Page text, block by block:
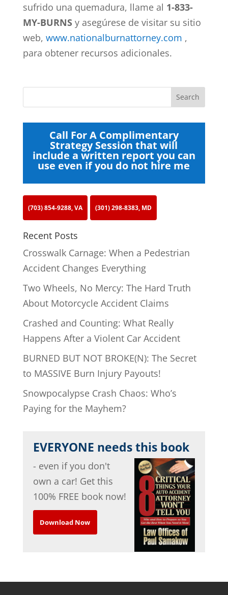
sufrido una quemadura, llame al 1-833-
MY-BURNS y asegúrese de visitar su sitio
web, www.nationalburnattorney.com ,
para obtener recursos adicionales.
Call For A Complimentary
Strategy Session that will
include a written report you can
use even if you do not hire me
(703) 854-9288, VA (301) 298-8383, MD
Recent Posts
Crosswalk Carnage: When a Pedestrian
Accident Changes Everything
Two Wheels, No Mercy: The Hard Truth
About Motorcycle Accident Claims
Crashed and Counting: What Really
Happens After a Violent Car Accident
BURNED BUT NOT BROKE(N): The Secret
to MASSIVE Burn Injury Payouts!
Snowpocalypse Crash Chaos: Who’s
Paying for the Mayhem?
EVERYONE needs this book
- even if you don't
own a car! Get this
100% FREE book now!
Download Now